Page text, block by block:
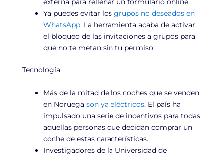
externa para rellenar un formulario online.
Ya puedes evitar los grupos no deseados en
WhatsApp. La herramienta acaba de activar
el bloqueo de las invitaciones a grupos para
que no te metan sin tu permiso.
Tecnología
Más de la mitad de los coches que se venden
en Noruega son ya eléctricos. El país ha
impulsado una serie de incentivos para todas
aquellas personas que decidan comprar un
coche de estas características.
Investigadores de la Universidad de